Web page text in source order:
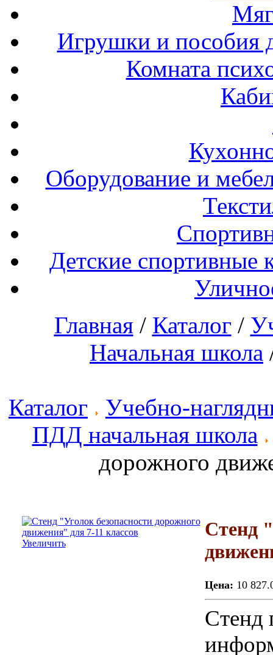
Игрушки и пособия
Комната
Оборудование и
Детские спортивные
Главная/ Каталог /
Начальная школа
Каталог
Учебно-
ПДД начальная школа
дорожного
Увеличить
Стенд
Цена: 10
Стенд